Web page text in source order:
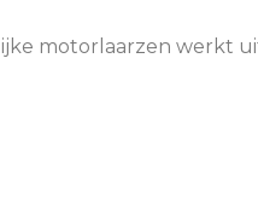
motorlaarzen werkt